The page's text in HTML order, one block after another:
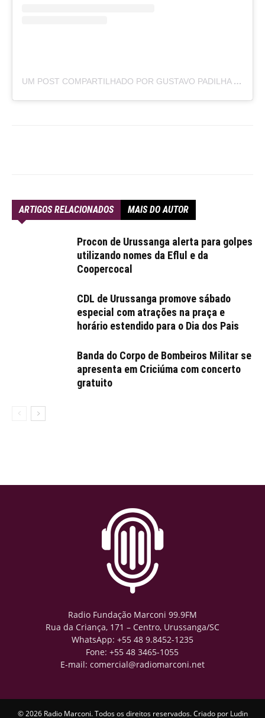
UM POST COMPARTILHADO POR GUSTAVO PADILHA (@GUSTAVOPADILHA96)
ARTIGOS RELACIONADOS MAIS DO AUTOR
Procon de Urussanga alerta para golpes
utilizando nomes da Eflul e da
Coopercocal
CDL de Urussanga promove sábado
especial com atrações na praça e
horário estendido para o Dia dos Pais
Banda do Corpo de Bombeiros Militar se
apresenta em Criciúma com concerto
gratuito
Radio Fundação Marconi 99.9FM
Rua da Criança, 171 – Centro, Urussanga/SC
WhatsApp: +55 48 9.8452-1235
Fone: +55 48 3465-1055
E-mail: comercial@radiomarconi.net
© 2026 Radio Marconi. Todos os direitos reservados. Criado por Ludin